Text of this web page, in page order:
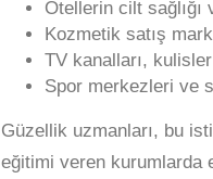
Otellerin cilt sağlığı
Kozmetik satış
TV kanalları, kulisler
Spor merkezleri ve
Güzellik uzmanları, bu
eğitimi veren kurumlarda